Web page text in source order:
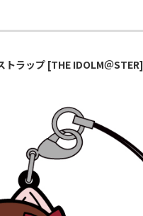
トラップ [THE IDOLM＠STER]